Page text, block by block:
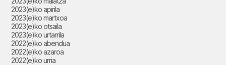
2023(e)ko apirila
2023(e)ko martxoa
2023(e)ko otsaila
2023(e)ko urtarrila
2022(e)ko abendua
2022(e)ko azaroa
2022(e)ko urria